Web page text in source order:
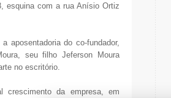
esquina com a rua Anísio Ortiz
aposentadoria do co-fundador,
seu filho Jeferson Moura
no escritório.
crescimento da empresa, em